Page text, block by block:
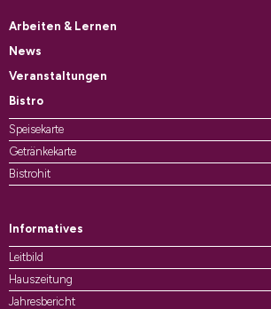
Arbeiten & Lernen
News
Veranstaltungen
Bistro
Speisekarte
Getränkekarte
Bistrohit
Informatives
Leitbild
Hauszeitung
Jahresbericht